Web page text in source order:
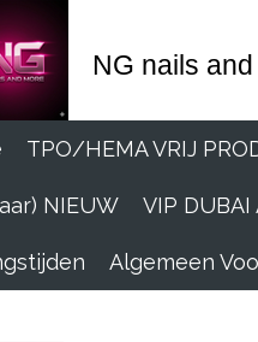
NG nails
TPO/HEMA VRIJ
NIEUW VIP
Algemeen